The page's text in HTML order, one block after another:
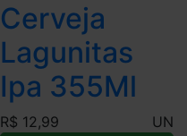
Cerveja
Lagunitas
Ipa 355Ml
R$ 12,99 UN